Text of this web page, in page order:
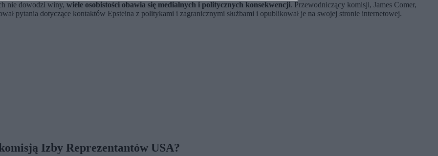
nie dowodzi winy, wiele osobistości obawia się medialnych i politycznych konsekwencji. Przewodniczący komisji, James Comer,
pytania dotyczące kontaktów Epsteina z politykami i zagranicznymi służbami i opublikował je na swojej stronie internetowej.
Izby Reprezentantów USA?